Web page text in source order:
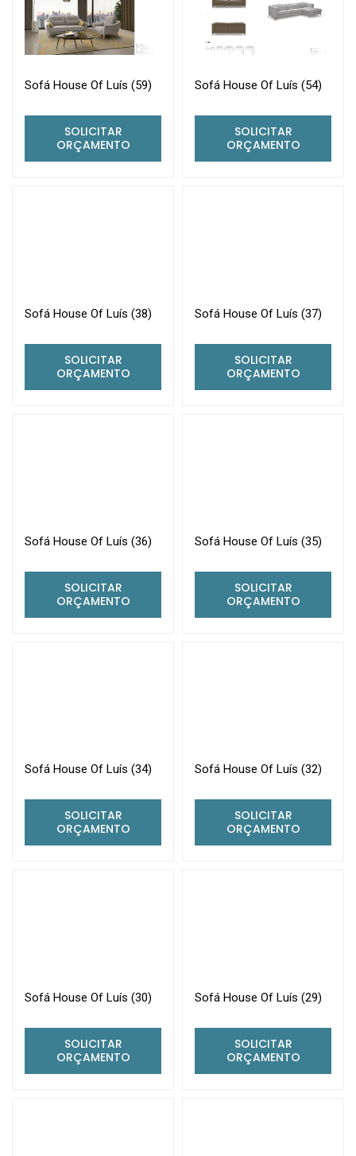
Sofá House Of Luís (59)
SOLICITAR
ORÇAMENTO
Sofá House Of Luís (54)
SOLICITAR
ORÇAMENTO
Sofá House Of Luís (38)
SOLICITAR
ORÇAMENTO
Sofá House Of Luís (37)
SOLICITAR
ORÇAMENTO
Sofá House Of Luís (36)
SOLICITAR
ORÇAMENTO
Sofá House Of Luís (35)
SOLICITAR
ORÇAMENTO
Sofá House Of Luís (34)
SOLICITAR
ORÇAMENTO
Sofá House Of Luís (32)
SOLICITAR
ORÇAMENTO
Sofá House Of Luís (30)
SOLICITAR
ORÇAMENTO
Sofá House Of Luís (29)
SOLICITAR
ORÇAMENTO